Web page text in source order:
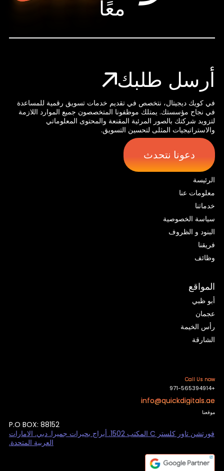
معًا
أرسل طلبك
في كويك ديجيتال، نتخصص في تقديم خدمات تسويق رقمية للمساعدة
في نجاح مؤسستك. يمتلك موظفونا المتخصصون جميع الموارد اللازمة
لتزويد شركتك بالصور المرئية المقنعة والمحتوى المعلوماتي
والاستراتيجيات المثلى لتحسين التسويق.
دعونا نتحدث
الرئيسة
معلومات عنا
خدماتنا
سياسة الخصوصية
البنود و الظروف
فريقنا
وظائف
المواقع
أبو ظبي
عجمان
رأس الخيمة
الشارقة
Call Us now
+971-565394914
info@quickdigitals.ae
موقعنا
P.O BOX: 88152
فورتشن تاور كلستر C المكتب 1502. أبراج بحيرات جميرا. دبي. الامارات
العربية المتحدة.